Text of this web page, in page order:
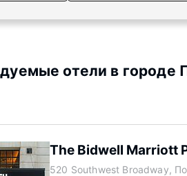
отели в городе
The Bidwell Marriott
520 Southwest Broadway,